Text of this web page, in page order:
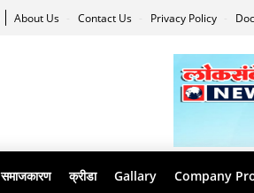
About Us Contact Us Privacy Policy
समाजकारण क्रीडा Gallary Company